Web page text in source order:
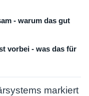
- warum das gut
vorbei - was das für
markiert